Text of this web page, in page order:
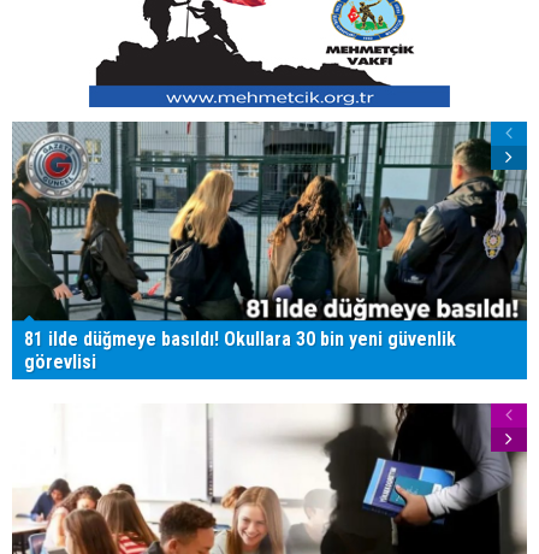
81 ilde düğmeye basıldı! Okullara 30 bin yeni güvenlik
görevlisi